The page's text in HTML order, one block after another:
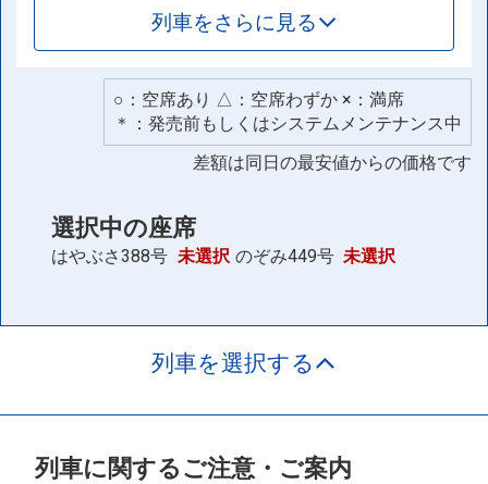
列車をさらに見る
○：空席あり △：空席わずか ×：満席
＊：発売前もしくはシステムメンテナンス中
差額は同日の最安値からの価格です
選択中の座席
はやぶさ388号 未選択 のぞみ449号 未選択
列車を選択する
列車に関するご注意・ご案内